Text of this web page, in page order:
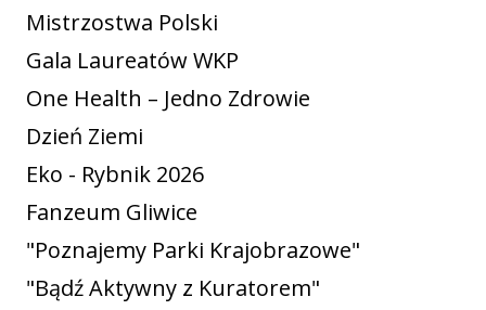
Mistrzostwa Polski
Gala Laureatów WKP
One Health – Jedno Zdrowie
Dzień Ziemi
Eko - Rybnik 2026
Fanzeum Gliwice
"Poznajemy Parki Krajobrazowe"
"Bądź Aktywny z Kuratorem"